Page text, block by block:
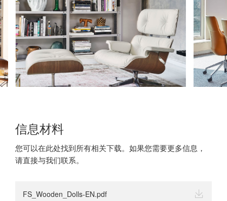
信息材料
您可以在此处找到所有相关下载。如果您需要更多信息，
请直接与我们联系。
FS_Wooden_Dolls-EN.pdf